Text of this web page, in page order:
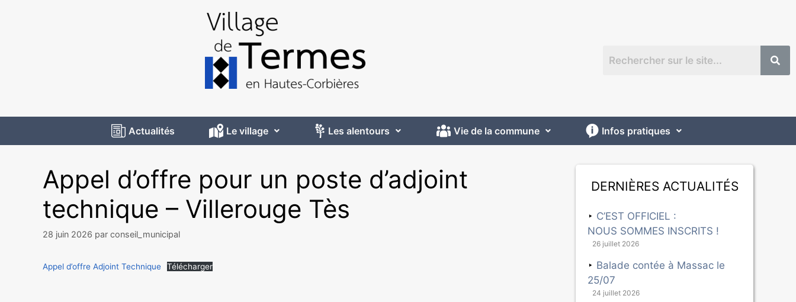
Actualités Le village Les alentours Vie de la commune Infos pratiques
Appel d’offre pour un poste d’adjoint
technique – Villerouge Tès
28 juin 2026 par conseil_municipal
Appel d’offre Adjoint Technique Télécharger
Dernières actualités
C’EST OFFICIEL :
NOUS SOMMES INSCRITS !
26 juillet 2026
Balade contée à Massac le
25/07
24 juillet 2026